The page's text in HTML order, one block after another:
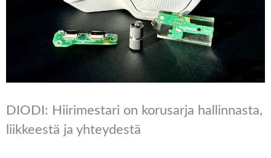
DIODI: Hiirimestari on korusarja hallinnasta,
liikkeestä ja yhteydestä